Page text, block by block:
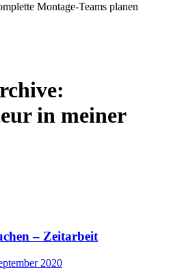
Montage-Teams planen
in meiner
– Zeitarbeit
2020